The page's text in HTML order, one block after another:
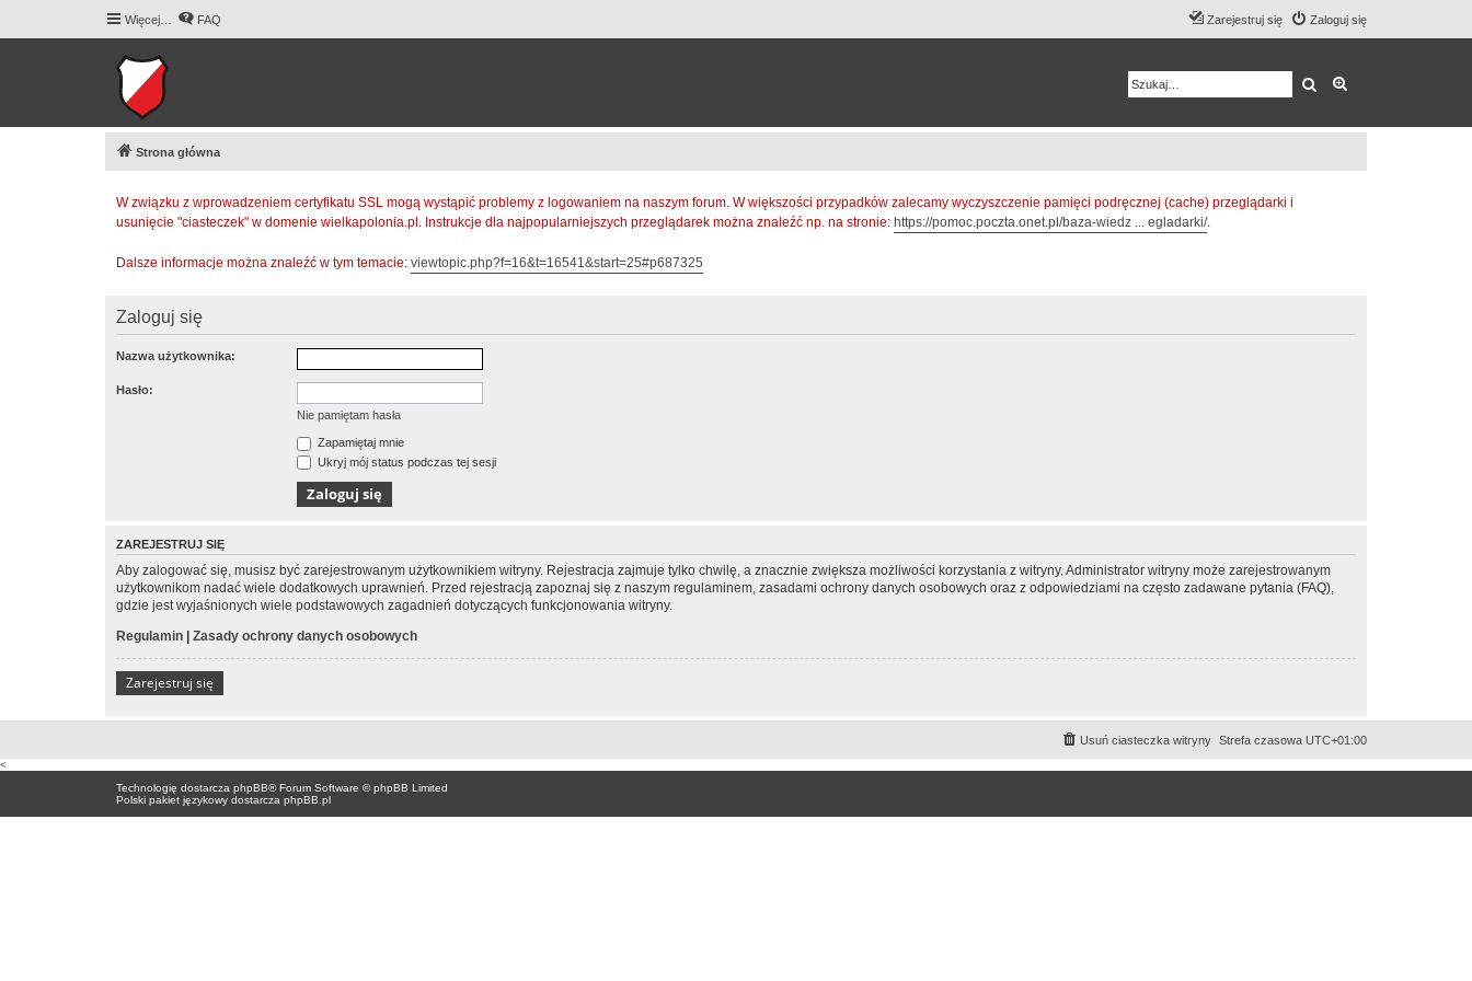
Więcej… FAQ Zaloguj się
Zarejestruj się
Szukaj
Strona główna
W związku z wprowadzeniem certyfikatu SSL mogą wystąpić problemy z logowaniem na naszym forum. W większości przypadków zalecamy wyczyszczenie pamięci podręcznej (cache) przeglądarki i
usunięcie "ciasteczek" w domenie wielkapolonia.pl. Instrukcje dla najpopularniejszych przeglądarek można znaleźć np. na stronie: https://pomoc.poczta.onet.pl/baza-wiedz ... egladarki/.
Dalsze informacje można znaleźć w tym temacie: viewtopic.php?f=16&t=16541&start=25#p687325
Zaloguj się
Nazwa użytkownika:
Hasło:
Nie pamiętam hasła
Zapamiętaj mnie
Ukryj mój status podczas tej sesji
ZAREJESTRUJ SIĘ
Aby zalogować się, musisz być zarejestrowanym użytkownikiem witryny. Rejestracja zajmuje tylko chwilę, a znacznie zwiększa możliwości korzystania z witryny. Administrator witryny może zarejestrowanym
użytkownikom nadać wiele dodatkowych uprawnień. Przed rejestracją zapoznaj się z naszym regulaminem, zasadami ochrony danych osobowych oraz z odpowiedziami na często zadawane pytania (FAQ),
gdzie jest wyjaśnionych wiele podstawowych zagadnień dotyczących funkcjonowania witryny.
Regulamin | Zasady ochrony danych osobowych
Zarejestruj się
Strefa czasowa UTC+01:00
Usuń ciasteczka witryny
<
Technologię dostarcza phpBB® Forum Software © phpBB Limited
Polski pakiet językowy dostarcza phpBB.pl